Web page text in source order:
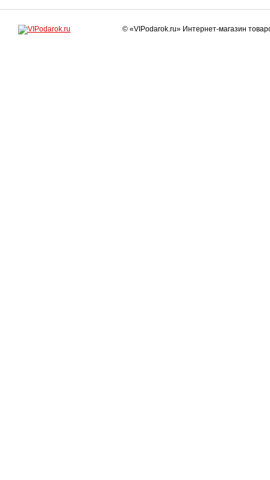
© «VIPodarok.ru» Интернет-магазин